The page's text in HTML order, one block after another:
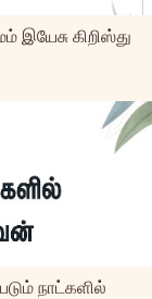
இயேசு கிறிஸ்து
நாட்களில்